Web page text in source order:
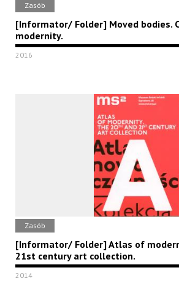
Zasób
[Informator/ Folder] Moved bodies.
modernity.
2016
Zasób
[Informator/ Folder] Atlas of
21st century art collection.
2014